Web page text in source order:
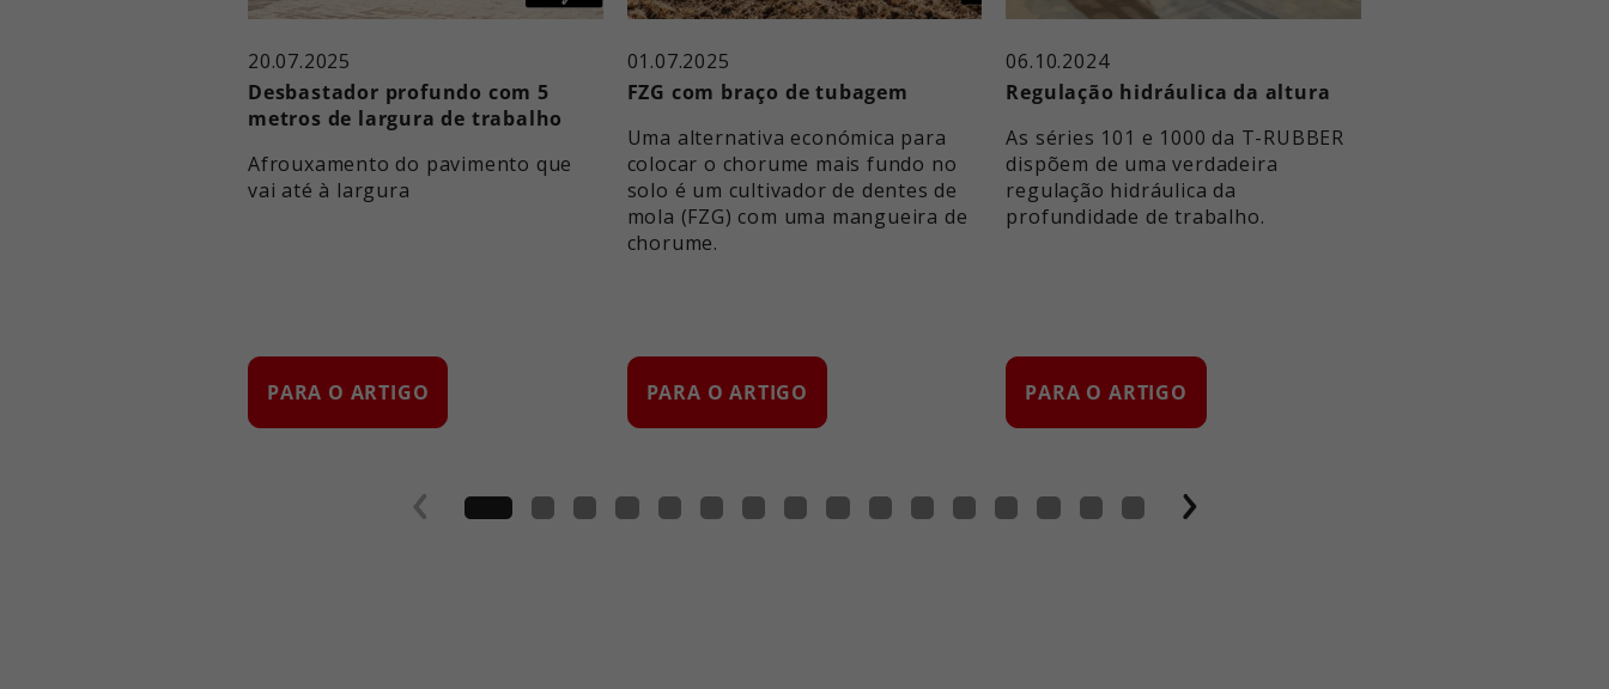
20.07.2025
Desbastador profundo com 5
metros de largura de trabalho
Afrouxamento do pavimento que
vai até à largura
PARA O ARTIGO
01.07.2025
FZG com braço de tubagem
Uma alternativa económica para
colocar o chorume mais fundo no
solo é um cultivador de dentes de
mola (FZG) com uma mangueira de
chorume.
PARA O ARTIGO
06.10.2024
Regulação hidráulica da altura
As séries 101 e 1000 da T-RUBBER
dispõem de uma verdadeira
regulação hidráulica da
profundidade de trabalho.
PARA O ARTIGO